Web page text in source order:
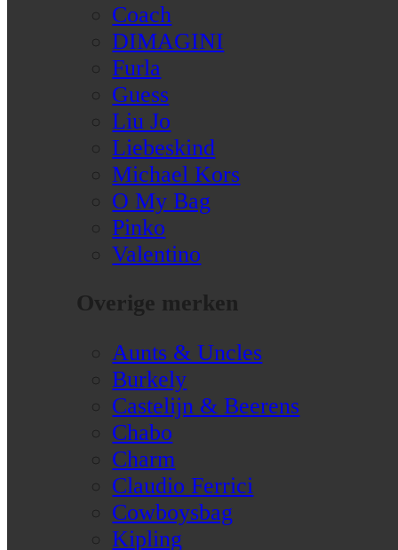
Coach
DIMAGINI
Furla
Guess
Liu Jo
Liebeskind
Michael Kors
O My Bag
Pinko
Valentino
Overige merken
Aunts & Uncles
Burkely
Castelijn & Beerens
Chabo
Charm
Claudio Ferrici
Cowboysbag
Kipling